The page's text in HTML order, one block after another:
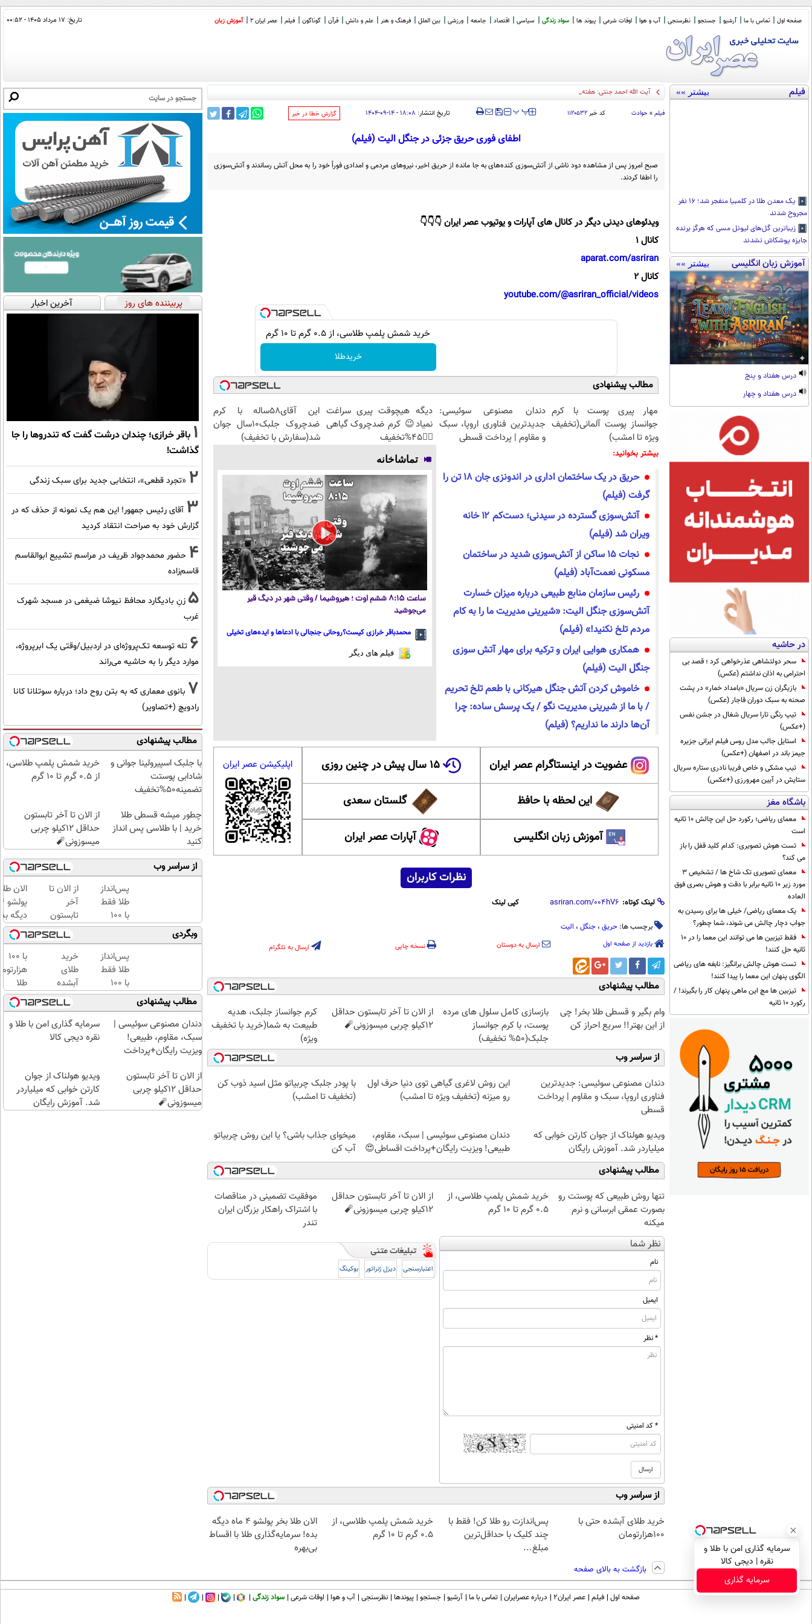
صفحه اول تماس با ما آرشیو جستجو نظرسنجی آب و هوا اوقات شرعی پیوند ها سواد زندگی سیاسی اقتصاد جامعه ورزشی بین الملل فرهنگ و هنر علم و دانش قرآن گوناگون فیلم عصر ایران 2 آموزش زبان تاریخ: ۱۷ مرداد ۱۴۰۵ - ۰۰:۵۲
فیلم بیشتر »»
یک معدن طلا در کلمبیا منفجر شد؛ ۱۶ نفر
مجروح شدند
زیباترین گل‌های لیونل مسی که هرگز برنده
جایزه پوشکاش نشدند
آموزش زبان انگلیسی بیشتر »»
درس هفتاد و پنج
درس هفتاد و چهار
در حاشیه
سحر دولتشاهی عذرخواهی کرد ؛ قصد بی
احترامی به اذان نداشتم (عکس)
بازیگران زن سریال «بامداد خمار» در پشت
صحنه به سبک دوران قاجار (عکس)
تیپ رنگی تارا سریال شغال در جشن نفس
(+عکس)
استایل جالب مدل روس فیلم ایرانی جزیره
جیمز باند در اصفهان (+عکس)
تیپ مشکی و خاص فریبا نادری ستاره سریال
ستایش در آیین مهرورزی (+عکس)
باشگاه مغز
معمای ریاضی؛ رکورد حل این چالش 10 ثانیه
است
تست هوش تصویری: کدام کلید قفل را باز
می کند؟
معمای تصویری تک شاخ ها / تشخیص 3
مورد زیر 10 ثانیه برابر با دقت و هوش بصری فوق
العاده
یک معمای ریاضی/ خیلی ها برای رسیدن به
جواب دچار چالش می شوند، شما چطور؟
فقط تیزبین ها می توانند این معما را در 10
ثانیه حل کنند!
تست هوش چالش برانگیز: نابغه های ریاضی
الگوی پنهان این معما را پیدا کنند!
تیزبین ها مچ این ماهی پنهان کار را بگیرند! /
رکورد 10 ثانیه
آیت الله احمد جنتی: هفته ای دو بار اس
فیلم » حوادث کد خبر۱۱۲۰۵۳۲ ‍‍‍ پپ تاریخ انتشار: ۱۸:۰۸ - ۱۴-۰۹-۱۴۰۴ ‌گزارش خطا در خبر
اطفای فوری حریق جزئی در جنگل الیت (فیلم)
صبح امروز پس از مشاهده دود ناشی از آتش‌سوزی کنده‌های به جا مانده از حریق اخیر، نیرو‌های مردمی و امدادی فوراً خود را به محل آتش رساندند و آتش‌سوزی
را اطفا کردند.
ویدئوهای دیدنی دیگر در کانال های آپارات و یوتیوب عصر ایران 👇👇👇
کانال 1
aparat.com/asriran
کانال 2
youtube.com/@asriran_official/videos
خرید شمش پلمپ طلاسی، از ۰.۵ گرم تا ۱۰ گرم
خریدطلا
مطالب پیشنهادی
مهار پیری پوست با کرم
جوانساز پوست آلمانی(تخفیف
ویژه تا امشب)
دندان مصنوعی سوئیسی:
جدیدترین فناوری اروپا، سبک
و مقاوم | پرداخت قسطی
دیگه هیچوقت پیری سراغت
نمیاد😉 کرم ضدچروک گیاهی
👈🏻45%تخفیف
این آقای58ساله با کرم
ضدچروک جلبک10سال جوان
شد(سفارش با تخفیف)
بیشتر بخوانید:
حریق در یک ساختمان اداری در اندونزی جان ۱۸ تن را
گرفت (فیلم)
آتش‌سوزی گسترده در سیدنی؛ دست‌کم ۱۲ خانه
ویران شد (فیلم)
نجات ۱۵ ساکن از آتش‌سوزی شدید در ساختمان
مسکونی نعمت‌آباد (فیلم)
رئیس سازمان منابع طبیعی درباره میزان خسارت
آتش‌سوزی جنگل الیت: «شیرینی مدیریت ما را به کام
مردم تلخ نکنید!» (فیلم)
همکاری هوایی ایران و ترکیه برای مهار آتش سوزی
جنگل الیت (فیلم)
خاموش کردن آتش جنگل هیرکانی با طعم تلخ تحریم
/ با ما از شیرینی مدیریت نگو / یک پرسش ساده: چرا
آن‌ها دارند ما نداریم؟ (فیلم)
تماشاخانه
ساعت ۸:۱۵ ششم اوت ؛ هیروشیما / وقتی شهر در دیگ قیر
می‌جوشید
محمدباقر خرازی کیست؟روحانی جنجالی با ادعاها و ایده‌های تخیلی
فیلم های دیگر
عضویت در اینستاگرام عصر ایران ۱۵ سال پیش در چنین روزی
این لحظه با حافظ گلستان سعدی
آموزش زبان انگلیسی آپارات عصر ایران
اپلیکیشن عصر ایران
نظرات کاربران
لینک کوتاه: کپی لینک
برچسب ها: حریق ، جنگل ، الیت
بازدید از صفحه اول ارسال به دوستان نسخه چاپی ارسال به تلگرام
مطالب پیشنهادی
وام بگیر و قسطی طلا بخر! چی
از این بهتر!! سریع احراز کن
بازسازی کامل سلول های مرده
پوست، با کرم جوانساز
جلبک(50% تخفیف)
از الان تا آخر تابستون حداقل
12کیلو چربی میسوزونی🧨
کرم جوانساز جلبک، هدیه
طبیعت به شما(خرید با تخفیف
ویژه)
از سراسر وب
دندان مصنوعی سوئیسی: جدیدترین
فناوری اروپا، سبک و مقاوم | پرداخت
قسطی
این روش لاغری گیاهی توی دنیا حرف اول
رو میزنه (تخفیف ویژه تا امشب)
با پودر جلبک چربیاتو مثل اسید ذوب کن
(تخفیف تا امشب)
ویدیو هولناک از جوان کارتن خوابی که
میلیاردر شد. آموزش رایگان
دندان مصنوعی سوئیسی | سبک، مقاوم،
طبیعی! ویزیت رایگان+پرداخت اقساطی😍
میخوای جذاب باشی؟ یا این روش چربیاتو
آب کن
مطالب پیشنهادی
تنها روش طبیعی که پوستت رو
بصورت عمقی ابرسانی و نرم
میکنه
خرید شمش پلمپ طلاسی، از
۰.۵ گرم تا ۱۰ گرم
از الان تا آخر تابستون حداقل
12کیلو چربی میسوزونی🧨
موفقیت تضمینی در مناقصات
با اشتراک راهکار بزرگان ایران
تندر
نظر شما
نام
ایمیل
* نظر
* کد امنیتی
اعتبارسنجی دیزل ژنراتور بوکینگ
از سراسر وب
خرید طلای آبشده حتی با
۱۰۰هزارتومان
پس‌اندازت رو طلا کن! فقط با
چند کلیک با حداقل‌ترین
مبلغ...
خرید شمش پلمپ طلاسی، از
۰.۵ گرم تا ۱۰ گرم
الان طلا بخر پولشو 4 ماه دیگه
بده! سرمایه‌گذاری طلا با اقساط
بی‌بهره
بازگشت به بالای صفحه
پربیننده های روز آخرین اخبار
1 باقر خرازی؛ چندان درشت گفت که تندروها را جا
گذاشت!
2 «تجرد قطعی»، انتخابی جدید برای سبک زندگی
3 آقای رئیس جمهور! این هم یک نمونه از حذف که در
گزارش خود به صراحت انتقاد کردید
4 حضور محمدجواد ظریف در مراسم تشییع ابوالقاسم
قاسم‌زاده
5 زنِ بادیگارد محافظ نیوشا ضیغمی در مسجد شهرک
غرب
6 تله توسعه تک‌پروژه‌ای در اردبیل/وقتی یک ابرپروژه،
موارد دیگر را به حاشیه می‌راند
7 بانوی معماری که به بتن روح داد؛ درباره سوتلانا کانا
رادویچ (+تصاویر)
مطالب پیشنهادی
با جلبک اسپیرولینا جوانی و
شادابی پوستت
تضمینه50%تخفیف
خرید شمش پلمپ طلاسی،
از ۰.۵ گرم تا ۱۰ گرم
چطور میشه قسطی طلا
خرید | با طلاسی پس انداز
کنید
از الان تا آخر تابستون
حداقل 12کیلو چربی
میسوزونی🧨
از سراسر وب
پس‌انداز
طلا فقط
با ۱۰۰
هزارتومان
(امن و
راحت)
از الان تا
آخر
تابستون
حداقل
12کیلو
چربی
میسوزونی
🧨
الان
دیگه
طلا با
بی‌بهره
وبگردی
پس‌انداز
طلا فقط
با ۱۰۰
هزارتومان
(امن و
راحت)
خرید
طلای
آبشده
حتی با
۱۰۰هزارتومان
با ۱۰۰
طلا
بخرید،
اون هم
قسطی
مطالب پیشنهادی
دندان مصنوعی سوئیسی |
سبک، مقاوم، طبیعی!
ویزیت رایگان+پرداخت
سرمایه گذاری امن با طلا و
نقره دیجی کالا
از الان تا آخر تابستون
حداقل 12کیلو چربی
میسوزونی🧨
ویدیو هولناک از جوان
کارتن خوابی که میلیاردر
شد. آموزش رایگان
سرمایه گذاری امن با طلا و
نقره | دیجی کالا
سرمایه گذاری
صفحه اول فیلم عصر ایران۲ درباره عصرایران تماس با ما آرشیو جستجو پیوندها نظرسنجی آب و هوا اوقات شرعی سواد زندگی